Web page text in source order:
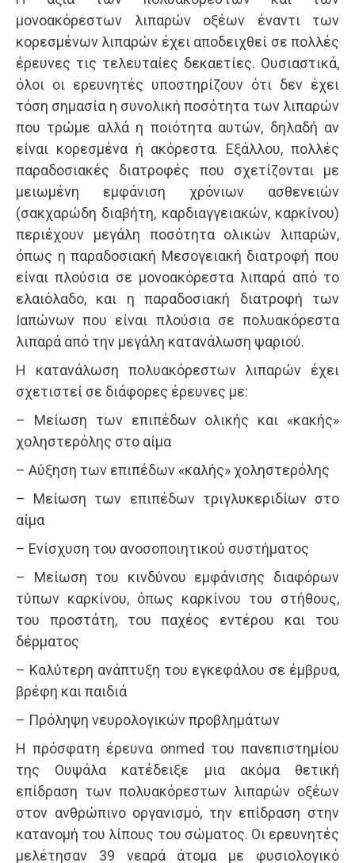
μονοακόρεστων λιπαρών οξέων έναντι των
κορεσμένων λιπαρών έχει αποδειχθεί σε πολλές
έρευνες τις τελευταίες δεκαετίες. Ουσιαστικά,
όλοι οι ερευνητές υποστηρίζουν ότι δεν έχει
τόση σημασία η συνολική ποσότητα των λιπαρών
που τρώμε αλλά η ποιότητα αυτών, δηλαδή αν
είναι κορεσμένα ή ακόρεστα. Εξάλλου, πολλές
παραδοσιακές διατροφές που σχετίζονται με
μειωμένη εμφάνιση χρόνιων ασθενειών
(σακχαρώδη διαβήτη, καρδιαγγειακών, καρκίνου)
περιέχουν μεγάλη ποσότητα ολικών λιπαρών,
όπως η παραδοσιακή Μεσογειακή διατροφή που
είναι πλούσια σε μονοακόρεστα λιπαρά από το
ελαιόλαδο, και η παραδοσιακή διατροφή των
Ιαπώνων που είναι πλούσια σε πολυακόρεστα
λιπαρά από την μεγάλη κατανάλωση ψαριού.
Η κατανάλωση πολυακόρεστων λιπαρών έχει
σχετιστεί σε διάφορες έρευνες με:
– Μείωση των επιπέδων ολικής και «κακής»
χοληστερόλης στο αίμα
– Αύξηση των επιπέδων «καλής» χοληστερόλης
– Μείωση των επιπέδων τριγλυκεριδίων στο
αίμα
– Ενίσχυση του ανοσοποιητικού συστήματος
– Μείωση του κινδύνου εμφάνισης διαφόρων
τύπων καρκίνου, όπως καρκίνου του στήθους,
του προστάτη, του παχέος εντέρου και του
δέρματος
– Καλύτερη ανάπτυξη του εγκεφάλου σε έμβρυα,
βρέφη και παιδιά
– Πρόληψη νευρολογικών προβλημάτων
Η πρόσφατη έρευνα onmed του πανεπιστημίου
της Ουψάλα κατέδειξε μια ακόμα θετική
επίδραση των πολυακόρεστων λιπαρών οξέων
στον ανθρώπινο οργανισμό, την επίδραση στην
κατανομή του λίπους του σώματος. Οι ερευνητές
μελέτησαν 39 νεαρά άτομα με φυσιολογικό